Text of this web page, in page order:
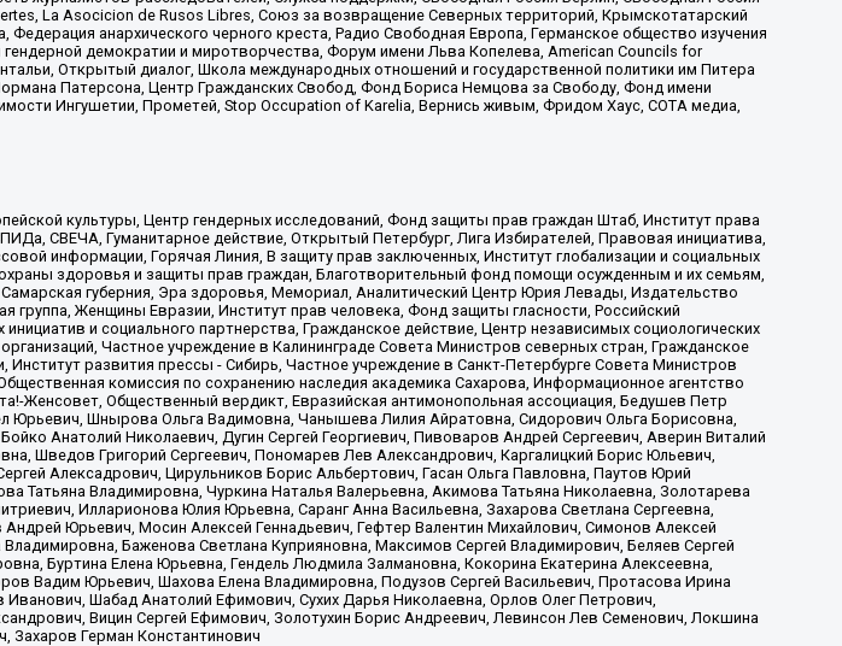
La Asocicion de Rusos Libres, Союз за возвращение Северных территорий, Крымскотатарский
анархического черного креста, Радио Свободная Европа, Германское общество изучения
демократии и миротворчества, Форум имени Льва Копелева, American Councils for
Открытый диалог, Школа международных отношений и государственной политики им Питера
Патерсона, Центр Гражданских Свобод, Фонд Бориса Немцова за Свободу, Фонд имени
Ингушетии, Прометей, Stop Occupation of Karelia, Вернись живым, Фридом Хаус, СОТА медиа,
культуры, Центр гендерных исследований, Фонд защиты прав граждан Штаб, Институт права
СВЕЧА, Гуманитарное действие, Открытый Петербург, Лига Избирателей, Правовая инициатива,
информации, Горячая Линия, В защиту прав заключенных, Институт глобализации и социальных
здоровья и защиты прав граждан, Благотворительный фонд помощи осужденным и их семьям,
губерния, Эра здоровья, Мемориал, Аналитический Центр Юрия Левады, Издательство
Женщины Евразии, Институт прав человека, Фонд защиты гласности, Российский
и социального партнерства, Гражданское действие, Центр независимых социологических
Частное учреждение в Калининграде Совета Министров северных стран, Гражданское
развития прессы - Сибирь, Частное учреждение в Санкт-Петербурге Совета Министров
комиссия по сохранению наследия академика Сахарова, Информационное агентство
Женсовет, Общественный вердикт, Евразийская антимонопольная ассоциация, Бедушев Петр
Юрьевич, Шнырова Ольга Вадимовна, Чанышева Лилия Айратовна, Сидорович Ольга Борисовна,
Анатолий Николаевич, Дугин Сергей Георгиевич, Пивоваров Андрей Сергеевич, Аверин Виталий
Шведов Григорий Сергеевич, Пономарев Лев Александрович, Каргалицкий Борис Юльевич,
Алексадрович, Цирульников Борис Альбертович, Гасан Ольга Павловна, Паутов Юрий
Владимировна, Чуркина Наталья Валерьевна, Акимова Татьяна Николаевна, Золотарева
Илларионова Юлия Юрьевна, Саранг Анна Васильевна, Захарова Светлана Сергеевна,
Юрьевич, Мосин Алексей Геннадьевич, Гефтер Валентин Михайлович, Симонов Алексей
Баженова Светлана Куприяновна, Максимов Сергей Владимирович, Беляев Сергей
Буртина Елена Юрьевна, Гендель Людмила Залмановна, Кокорина Екатерина Алексеевна,
Вадим Юрьевич, Шахова Елена Владимировна, Подузов Сергей Васильевич, Протасова Ирина
Шабад Анатолий Ефимович, Сухих Дарья Николаевна, Орлов Олег Петрович,
Вицин Сергей Ефимович, Золотухин Борис Андреевич, Левинсон Лев Семенович, Локшина
Захаров Герман Константинович